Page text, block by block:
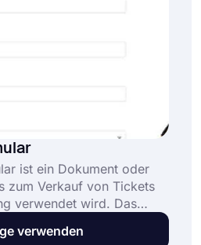
ist ein Dokument oder
zum Verkauf von Tickets
verwendet wird. Das
Regel den Namen des
und die Anzahl
verwenden